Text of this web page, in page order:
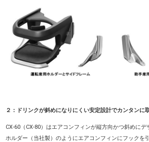
２：ドリンクが斜めになりにくい安定設計でカンタンに
CX-60（CX-80）はエアコンフィンが縦方向かつ斜めに
ホルダー（当社製）のようにエアコンフィンにフックを